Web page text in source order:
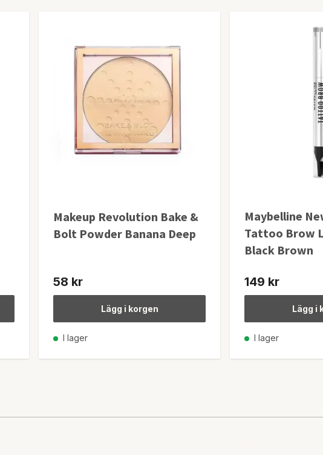
Makeup Revolution Bake &
Bolt Powder Banana Deep
58 kr
Lägg i korgen
I lager
Maybelline
Tattoo Brow
Black Brown
149 kr
Lägg i
I lager